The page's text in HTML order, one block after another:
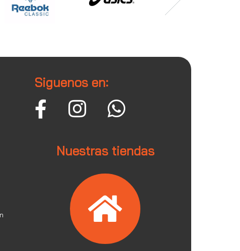
Siguenos en:
Nuestras tiendas